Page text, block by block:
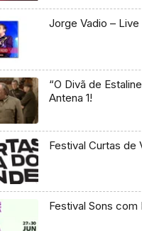
Jorge Vadio – Live
“O Divã de
Antena 1!
Festival Curtas de
Festival Sons com